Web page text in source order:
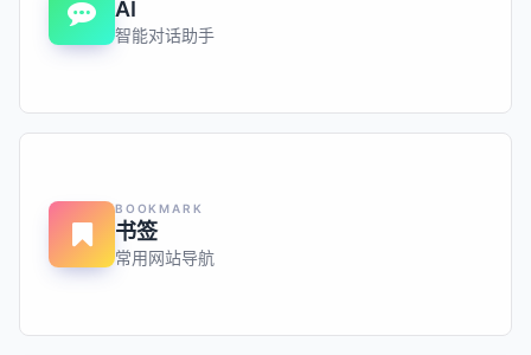
AI
智能对话助手
BOOKMARK
书签
常用网站导航